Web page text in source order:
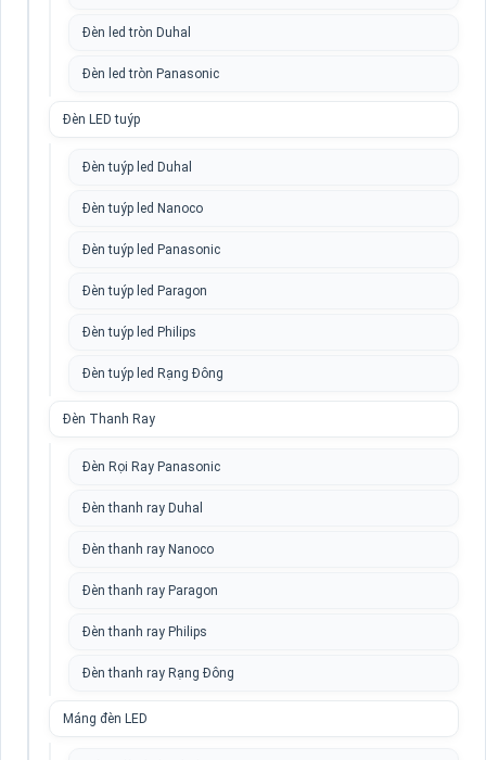
Đèn led tròn Duhal
Đèn led tròn Panasonic
Đèn LED tuýp
Đèn tuýp led Duhal
Đèn tuýp led Nanoco
Đèn tuýp led Panasonic
Đèn tuýp led Paragon
Đèn tuýp led Philips
Đèn tuýp led Rạng Đông
Đèn Thanh Ray
Đèn Rọi Ray Panasonic
Đèn thanh ray Duhal
Đèn thanh ray Nanoco
Đèn thanh ray Paragon
Đèn thanh ray Philips
Đèn thanh ray Rạng Đông
Máng đèn LED